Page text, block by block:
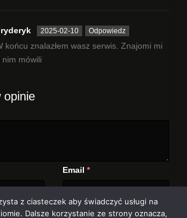
2025-02-10 Odpowiedz
końcu znalazłem wasz serwis. Znajomi mi
nim mówili
opinie
Email *
z ciasteczek aby świadczyć usługi na
Dalsze korzystanie ze strony oznacza,